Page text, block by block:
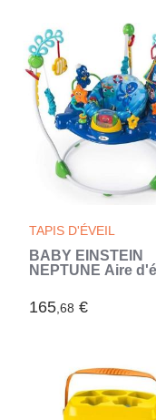
TAPIS D'ÉVEIL
BABY EINSTEIN
NEPTUNE Aire
Cadeau Noel bébé,
pivotant 360° Jouet
165,68 €